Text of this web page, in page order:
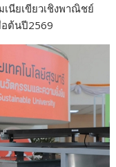
นียเขียวเชิงพาณิชย์
อต้นปี2569